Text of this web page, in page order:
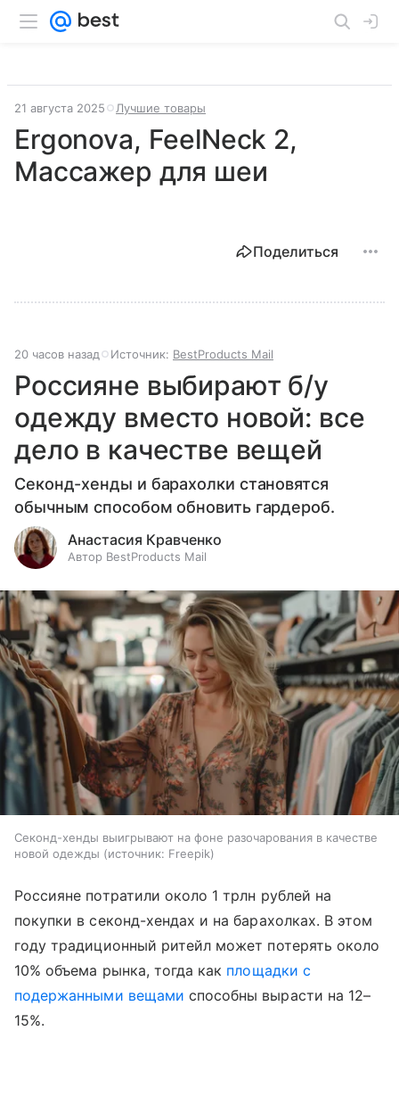
21 августа 2025 Лучшие товары
Ergonova, FeelNeck 2,
Массажер для шеи
Поделиться
20 часов назад Источник: BestProducts Mail
Россияне выбирают б/у
одежду вместо новой: все
дело в качестве вещей
Секонд-хенды и барахолки становятся
обычным способом обновить гардероб.
Анастасия Кравченко
Автор BestProducts Mail
Секонд-хенды выигрывают на фоне разочарования в качестве
новой одежды
источник: Freepik
Россияне потратили около 1 трлн рублей на
покупки в секонд-хендах и на барахолках. В этом
году традиционный ритейл может потерять около
10% объема рынка, тогда как площадки с
подержанными вещами способны вырасти на 12–
15%.